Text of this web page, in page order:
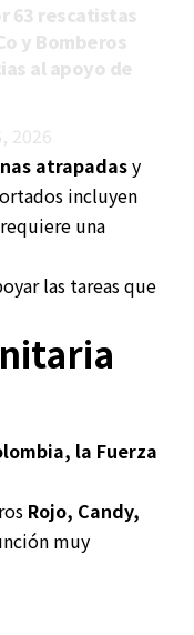
63 rescatistas
y Bomberos
al apoyo de
2026
atrapadasy
incluyen
una
las tareas que
la Fuerza
Rojo, Candy,
muy